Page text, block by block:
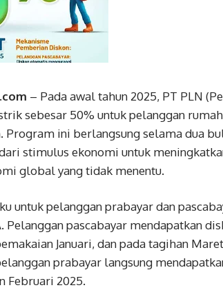
– Pada awal tahun 2025, PT PLN
sebesar 50% untuk pelanggan rumah
Program ini berlangsung selama dua
stimulus ekonomi untuk
global yang tidak menentu.
untuk pelanggan prabayar dan
Pelanggan pascabayar mendapatkan
Januari, dan pada tagihan
prabayar langsung
Februari 2025.